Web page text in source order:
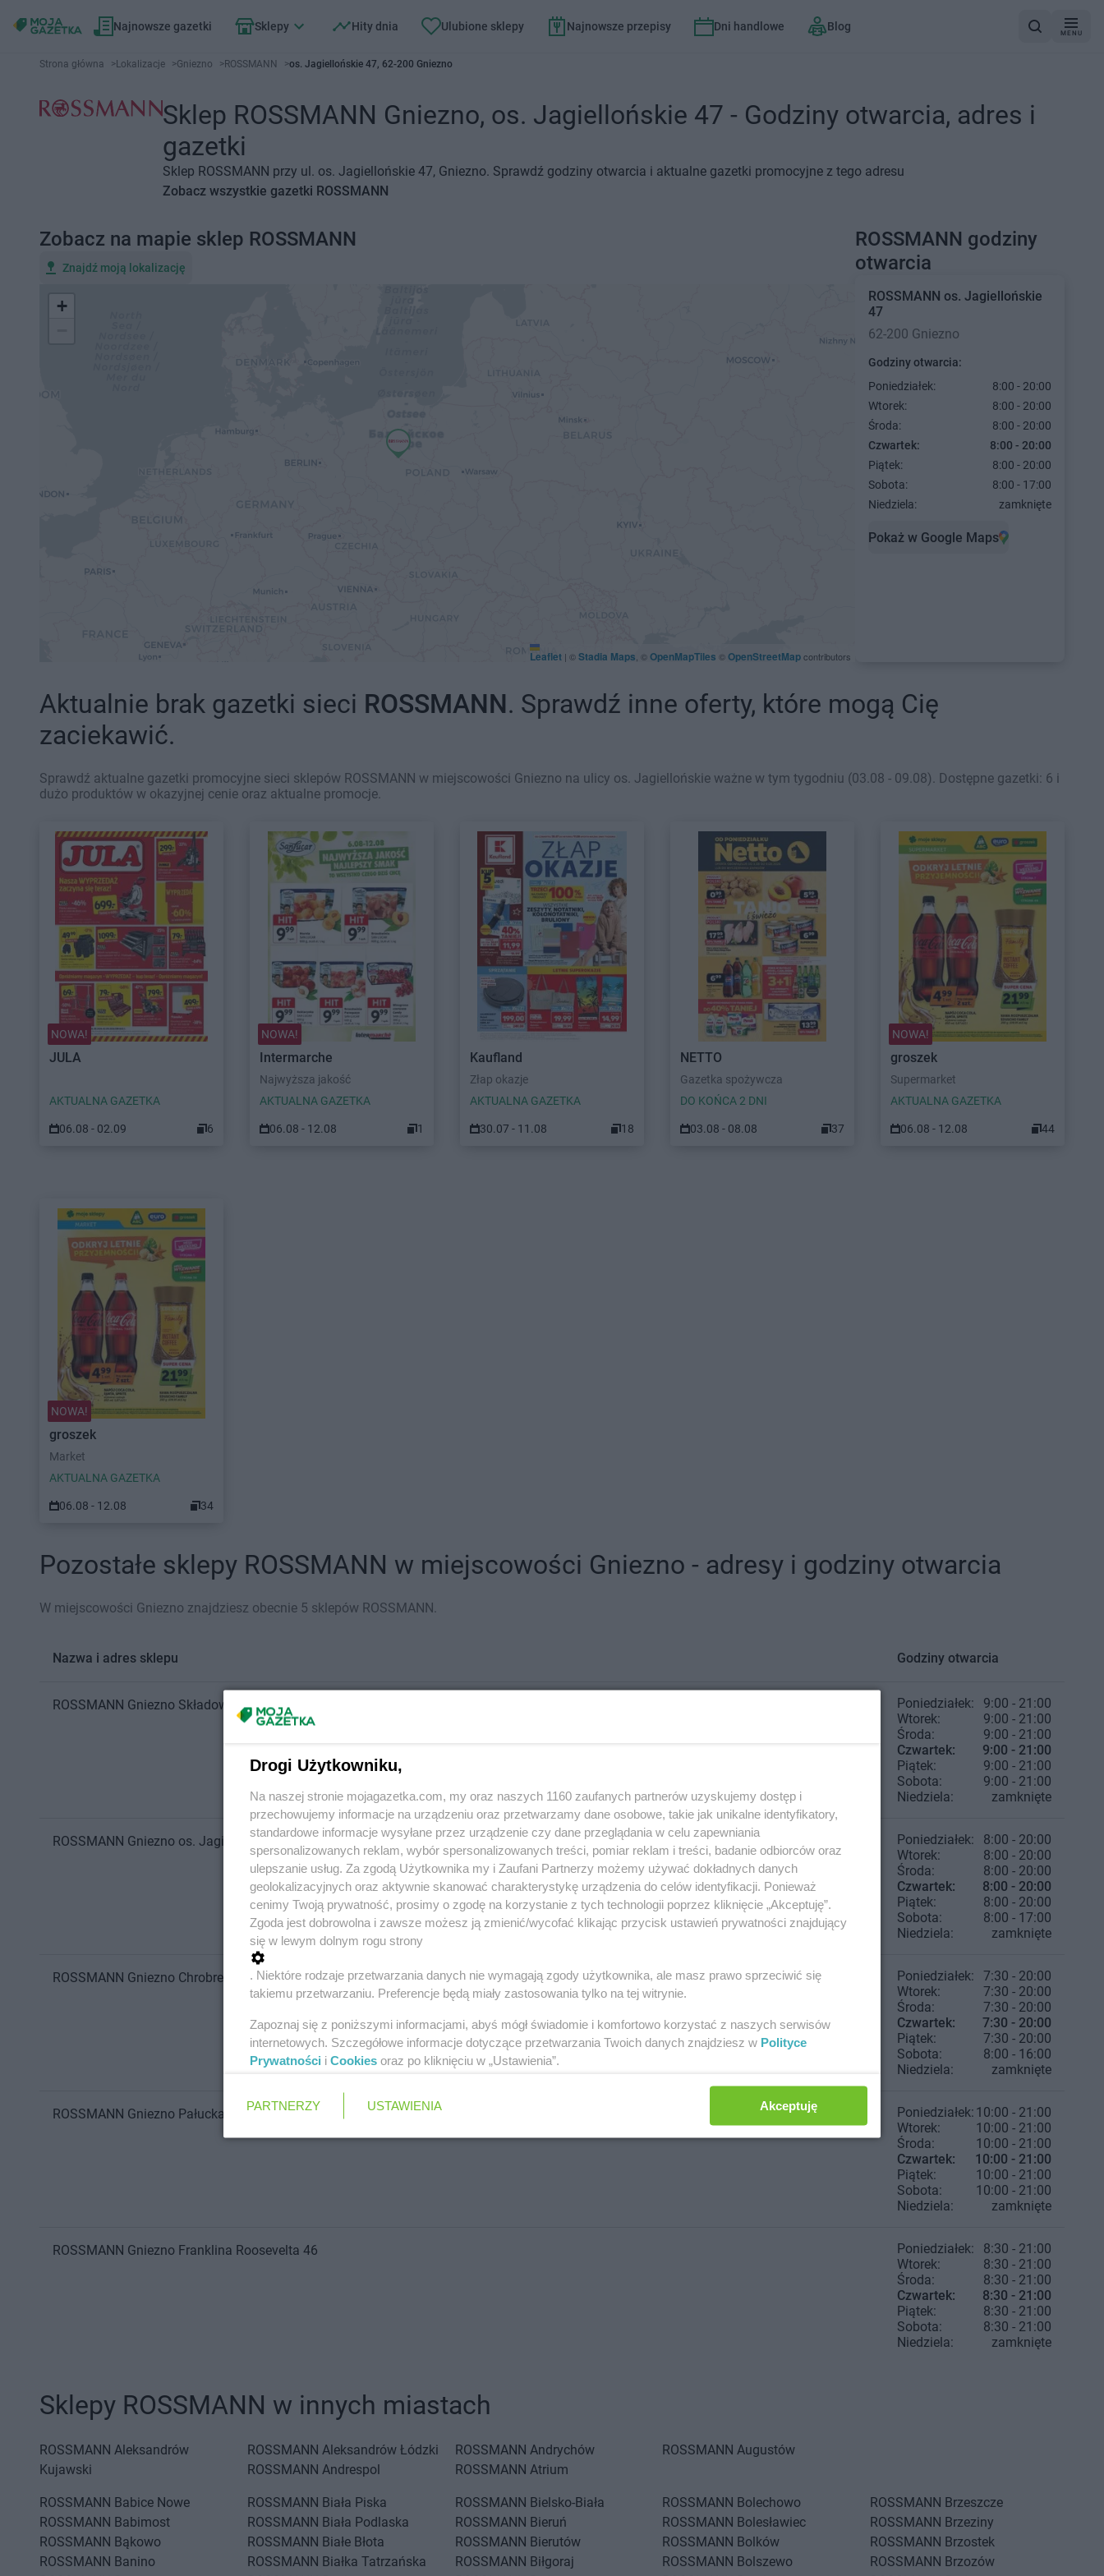
Najnowsze gazetki Sklepy Hity dnia Ulubione sklepy Najnowsze przepisy Dni handlowe Blog
MENU
Strona główna >Lokalizacje >Gniezno >ROSSMANN >os. Jagiellońskie 47, 62-200 Gniezno
Sklep ROSSMANN Gniezno, os. Jagiellońskie 47 - Godziny otwarcia, adres i
gazetki
Sklep ROSSMANN przy ul. os. Jagiellońskie 47, Gniezno. Sprawdź godziny otwarcia i aktualne gazetki promocyjne z tego adresu
Zobacz wszystkie gazetki ROSSMANN
ROSSMANN godziny
otwarcia
ROSSMANN os. Jagiellońskie
47
62-200 Gniezno
Godziny otwarcia:
Poniedziałek:
8:00 - 20:00
Wtorek:
8:00 - 20:00
Środa:
8:00 - 20:00
Czwartek:
8:00 - 20:00
Piątek:
8:00 - 20:00
Sobota:
8:00 - 17:00
Niedziela:
zamknięte
Pokaż w Google Maps
Zobacz na mapie sklep ROSSMANN
Znajdź moją lokalizację
+
Leaflet | ©Stadia Maps , ©OpenMapTiles © OpenStreetMapcontributors
Aktualnie brak gazetki sieci ROSSMANN. Sprawdź inne oferty, które mogą Cię
zaciekawić.
Sprawdź aktualne gazetki promocyjne sieci sklepów ROSSMANN w miejscowości Gniezno na ulicy os. Jagiellońskie ważne w tym tygodniu (03.08 - 09.08). Dostępne gazetki: 6 i
dużo produktów w okazyjnej cenie oraz aktualne promocje.
NOWA!
JULA
AKTUALNA GAZETKA
06.08 - 02.09 6
NOWA!
Intermarche
Najwyższa jakość
AKTUALNA GAZETKA
06.08 - 12.08 1
Kaufland
Złap okazje
AKTUALNA GAZETKA
30.07 - 11.08 18
NETTO
Gazetka spożywcza
DO KOŃCA 2 DNI
03.08 - 08.08 37
NOWA!
groszek
Supermarket
AKTUALNA GAZETKA
06.08 - 12.08 44
NOWA!
groszek
Market
AKTUALNA GAZETKA
06.08 - 12.08 34
Pozostałe sklepy ROSSMANN w miejscowości Gniezno - adresy i godziny otwarcia
W miejscowości Gniezno znajdziesz obecnie 5 sklepów ROSSMANN.
Nazwa i adres sklepu Godziny otwarcia
ROSSMANN Gniezno Składowa 4 Poniedziałek:
9:00 - 21:00
Wtorek:
9:00 - 21:00
Środa:
9:00 - 21:00
Czwartek:
9:00 - 21:00
Piątek:
9:00 - 21:00
Sobota:
9:00 - 21:00
Niedziela:
zamknięte
ROSSMANN Gniezno os. Jagiellońskie 47 Poniedziałek:
8:00 - 20:00
Wtorek:
8:00 - 20:00
Środa:
8:00 - 20:00
Czwartek:
8:00 - 20:00
Piątek:
8:00 - 20:00
Sobota:
8:00 - 17:00
Niedziela:
zamknięte
ROSSMANN Gniezno Chrobrego 30 Poniedziałek:
7:30 - 20:00
Wtorek:
7:30 - 20:00
Środa:
7:30 - 20:00
Czwartek:
7:30 - 20:00
Piątek:
7:30 - 20:00
Sobota:
8:00 - 16:00
Niedziela:
zamknięte
ROSSMANN Gniezno Pałucka 2 Poniedziałek: 10:00 - 21:00
Wtorek:
10:00 - 21:00
Środa:
10:00 - 21:00
Czwartek:
10:00 - 21:00
Piątek:
10:00 - 21:00
Sobota:
10:00 - 21:00
Niedziela:
zamknięte
ROSSMANN Gniezno Franklina Roosevelta 46 Poniedziałek:
8:30 - 21:00
Wtorek:
8:30 - 21:00
Środa:
8:30 - 21:00
Czwartek:
8:30 - 21:00
Piątek:
8:30 - 21:00
Sobota:
8:30 - 21:00
Niedziela:
zamknięte
Sklepy ROSSMANN w innych miastach
ROSSMANN Aleksandrów
Kujawski
ROSSMANN Aleksandrów Łódzki
ROSSMANN Andrespol
ROSSMANN Andrychów
ROSSMANN Atrium
ROSSMANN Augustów
ROSSMANN Babice Nowe
ROSSMANN Babimost
ROSSMANN Bąkowo
ROSSMANN Banino
ROSSMANN Biała Piska
ROSSMANN Biała Podlaska
ROSSMANN Białe Błota
ROSSMANN Białka Tatrzańska
ROSSMANN Bielsko-Biała
ROSSMANN Bieruń
ROSSMANN Bierutów
ROSSMANN Biłgoraj
ROSSMANN Bolechowo
ROSSMANN Bolesławiec
ROSSMANN Bolków
ROSSMANN Bolszewo
ROSSMANN Brzeszcze
ROSSMANN Brzeziny
ROSSMANN Brzostek
ROSSMANN Brzozów
Drogi Użytkowniku,
Na naszej stronie mojagazetka.com, my oraz naszych 1160 zaufanych partnerów uzyskujemy dostęp i
przechowujemy informacje na urządzeniu oraz przetwarzamy dane osobowe, takie jak unikalne identyfikatory,
standardowe informacje wysyłane przez urządzenie czy dane przeglądania w celu zapewniania
spersonalizowanych reklam, wybór spersonalizowanych treści, pomiar reklam i treści, badanie odbiorców oraz
ulepszanie usług. Za zgodą Użytkownika my i Zaufani Partnerzy możemy używać dokładnych danych
geolokalizacyjnych oraz aktywnie skanować charakterystykę urządzenia do celów identyfikacji. Ponieważ
cenimy Twoją prywatność, prosimy o zgodę na korzystanie z tych technologii poprzez kliknięcie „Akceptuję”.
Zgoda jest dobrowolna i zawsze możesz ją zmienić/wycofać klikając przycisk ustawień prywatności znajdujący
się w lewym dolnym rogu strony
. Niektóre rodzaje przetwarzania danych nie wymagają zgody użytkownika, ale masz prawo sprzeciwić się
takiemu przetwarzaniu. Preferencje będą miały zastosowania tylko na tej witrynie.
Zapoznaj się z poniższymi informacjami, abyś mógł świadomie i komfortowo korzystać z naszych serwisów
internetowych. Szczegółowe informacje dotyczące przetwarzania Twoich danych znajdziesz w Polityce
Prywatności i Cookies oraz po kliknięciu w „Ustawienia”.
PARTNERZY USTAWIENIA Akceptuję